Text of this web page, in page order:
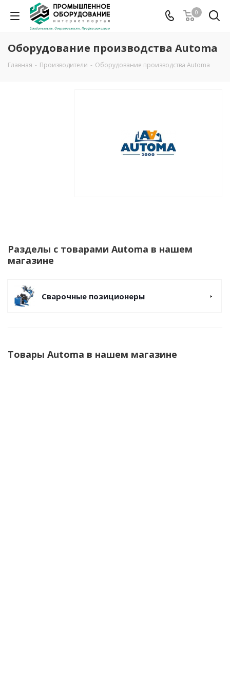
0
Оборудование производства Automa
Главная - Производители - Оборудование производства Automa
Разделы с товарами Automa в нашем
магазине
Сварочные позиционеры
Товары Automa в нашем магазине